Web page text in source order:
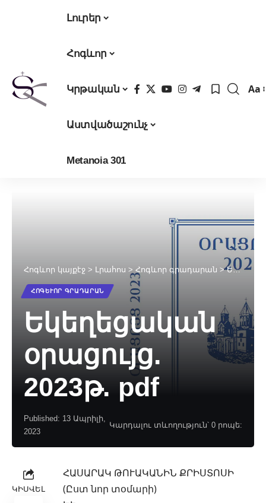
Լուրեր
Հոգևոր
Կրթական
Աստվածաշունչ
Metanoia 301
Aa
Հոգևոր կայքէջ > Լրահոս > Հոգևոր գրադարան >Եկեղեցական օրացույց. 2023թ. pdf
ՀՈԳԵՒՈՐ ԳՐԱԴԱՐԱՆ
Եկեղեցական
օրացույց.
2023թ. pdf
Published: 13 Ապրիլի,
2023
Կարդալու տևողություն՝ 0 րոպե:
ԿԻՍՎԵԼ
ՀԱՍԱՐԱԿ ԹՈՒԱԿԱՆԻՆ ՔՐԻՍՏՈՍԻ
(Ըստ նոր տօմարի)